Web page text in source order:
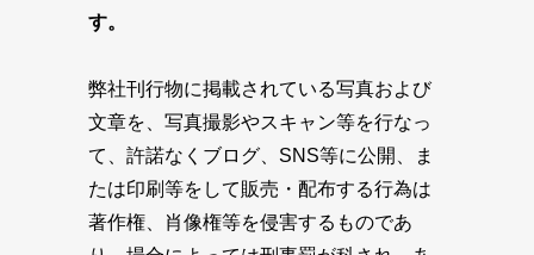
す。
弊社刊行物に掲載されている写真および
文章を、写真撮影やスキャン等を行なっ
て、許諾なくブログ、SNS等に公開、ま
たは印刷等をして販売・配布する行為は
著作権、肖像権等を侵害するものであ